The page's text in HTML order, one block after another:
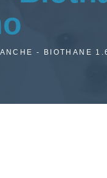
- BIOTHANE